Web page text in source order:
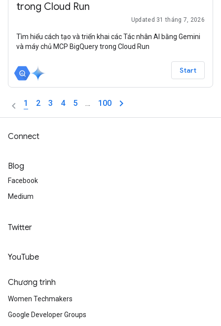
trong Cloud Run
Updated 31 tháng 7, 2026
Tìm hiểu cách tạo và triển khai các Tác nhân AI bằng Gemini
và máy chủ MCP BigQuery trong Cloud Run
Start
1 2 3 4 5 … 100
Connect
Blog
Facebook
Medium
Twitter
YouTube
Chương trình
Women Techmakers
Google Developer Groups